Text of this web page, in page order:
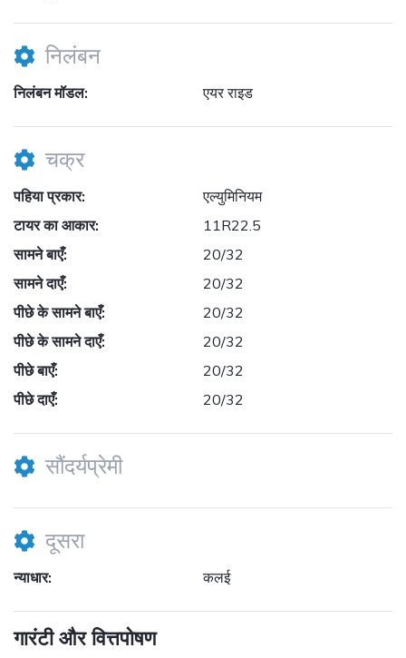
निलंबन
निलंबन मॉडल: एयर राइड
चक्र
पहिया प्रकार:
एल्युमिनियम
टायर का आकार:
11R22.5
सामने बाएँ:
20/32
सामने दाएँ:
20/32
पीछे के सामने बाएँ:
20/32
पीछे के सामने दाएँ:
20/32
पीछे बाएँ:
20/32
पीछे दाएँ:
20/32
सौंदर्यप्रेमी
दूसरा
न्याधार: कलई
गारंटी और वित्तपोषण